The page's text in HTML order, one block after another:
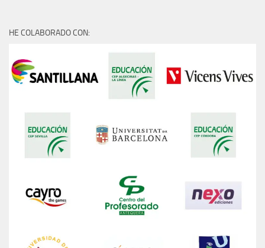
HE COLABORADO CON: